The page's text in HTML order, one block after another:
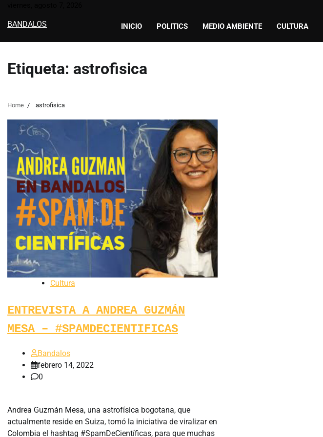
content
BANDALOS INICIO POLITICS MEDIO AMBIENTE CULTURA
Etiqueta: astrofisica
Home astrofisica
Cultura
ENTREVISTA A ANDREA GUZMÁN
MESA – #SPAMDECIENTIFICAS
Bandalos
febrero 14, 2022
0
Andrea Guzmán Mesa, una astrofísica bogotana, que
actualmente reside en Suiza, tomó la iniciativa de viralizar en
Colombia el hashtag #SpamDeCientíficas, para que muchas